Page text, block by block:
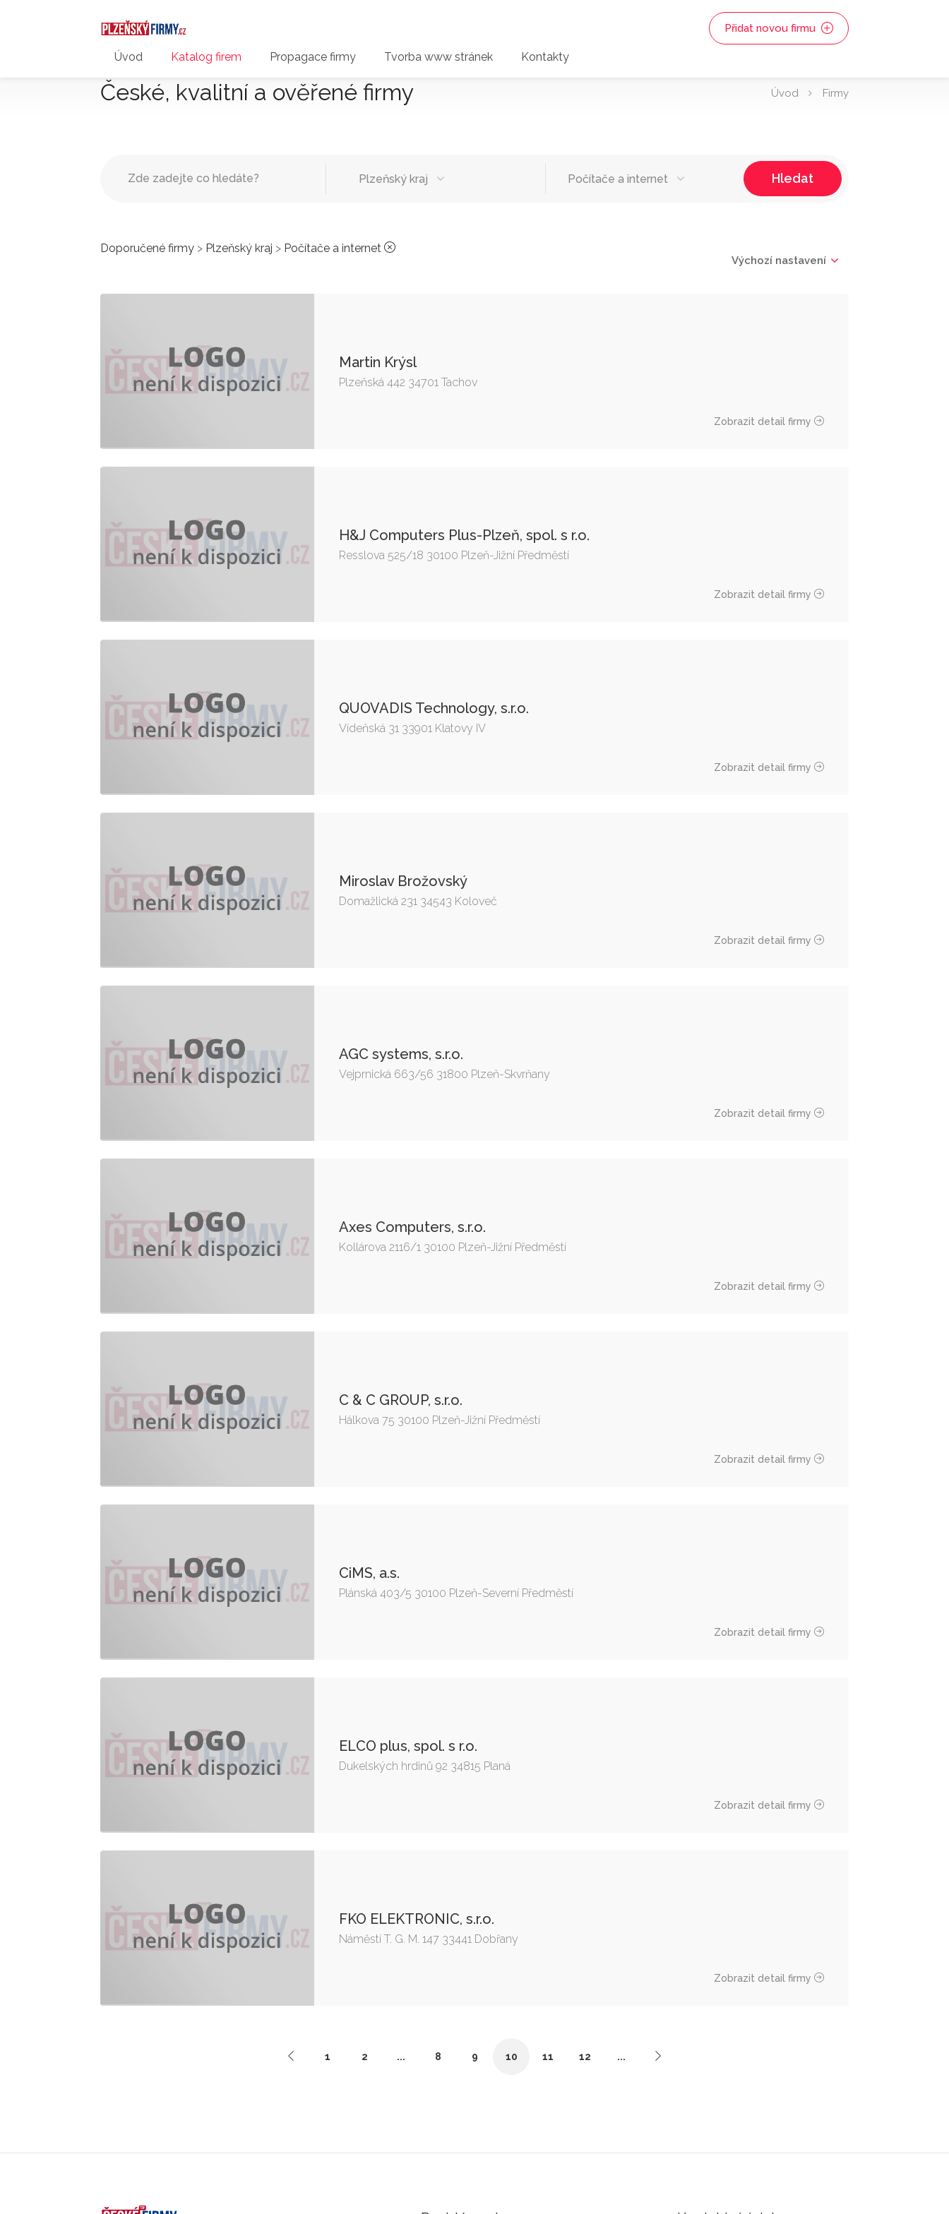
Úvod Katalog firem Propagace firmy Tvorba www stránek Kontakty
Přidat novou firmu
České, kvalitní a ověřené firmy Úvod Firmy
Plzeňský kraj Počítače a internet Hledat
Doporučené firmy > Plzeňský kraj > Počítače a internet
Výchozí nastavení
Martin Krýsl
Plzeňská 442 34701 Tachov
Zobrazit detail firmy
H&J Computers Plus-Plzeň, spol. s r.o.
Resslova 525/18 30100 Plzeň-Jižní Předměstí
Zobrazit detail firmy
QUOVADIS Technology, s.r.o.
Vídeňská 31 33901 Klatovy IV
Zobrazit detail firmy
Miroslav Brožovský
Domažlická 231 34543 Koloveč
Zobrazit detail firmy
AGC systems, s.r.o.
Vejprnická 663/56 31800 Plzeň-Skvrňany
Zobrazit detail firmy
Axes Computers, s.r.o.
Kollárova 2116/1 30100 Plzeň-Jižní Předměstí
Zobrazit detail firmy
C & C GROUP, s.r.o.
Hálkova 75 30100 Plzeň-Jižní Předměstí
Zobrazit detail firmy
CiMS, a.s.
Plánská 403/5 30100 Plzeň-Severní Předměstí
Zobrazit detail firmy
ELCO plus, spol. s r.o.
Dukelských hrdinů 92 34815 Planá
Zobrazit detail firmy
FKO ELEKTRONIC, s.r.o.
Náměstí T. G. M. 147 33441 Dobřany
Zobrazit detail firmy
1 2 ... 8 9 10 11 12 ...